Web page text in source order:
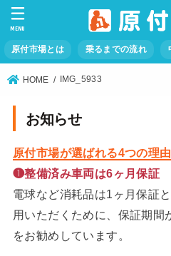
原付市場とは 乗るまでの流れ
MENU
HOME IMG_5933
お知らせ
原付市場が選ばれる4つの理由
❶整備済み車両は6ヶ月保証
電球など消耗品は1ヶ月保証
用いただくために、保証期間
をお勧めしています。